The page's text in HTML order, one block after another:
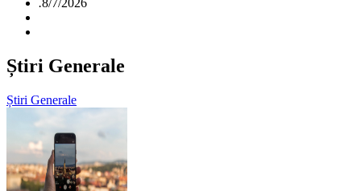
.8/7/2026
Știri Generale
Știri Generale